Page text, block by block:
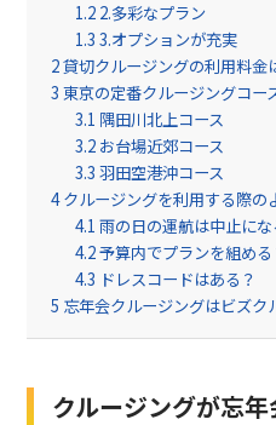
1.2 2.多彩なプラン
1.3 3.オプションが充実
2貸切クルージングの利用料金
3 東京の定番クルージングコー
3.1 隅田川北上コース
3.2 お台場近郊コース
3.3 羽田空港沖コース
4クルージングを利用する際の
4.1 雨の日の運航は中止にな
4.2予算内でプランを組める
4.3 ドレスコードはある？
5 忘年会クルージングはビズク
クルージングが忘